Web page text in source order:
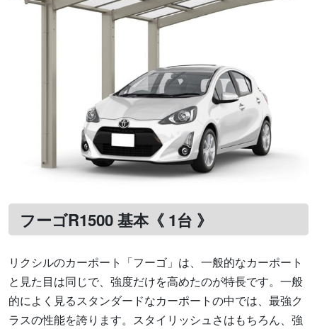
フーゴR1500 基本《 1台 》
リクシルのカーポート「フーゴ」は、一般的なカーポート
と見た目は同じで、強度だけを高めたのが特長です。一般
的によく見るスタンダードなカーポートの中では、最強ク
ラスの性能を誇ります。スタイリッシュさはもちろん、強